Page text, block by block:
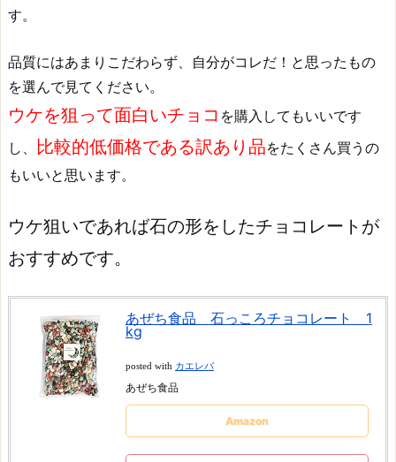
す。
品質にはあまりこだわらず、自分がコレだ！と思ったもの
を選んで見てください。
ウケを狙って面白いチョコ を購入してもいいです
し、
比較的低価格である訳あり品をたくさん買うの
もいいと思います。
ウケ狙いであれば石の形をしたチョコレートが
おすすめです。
あぜち食品 石っころチョコレート 1
kg
posted with カエレバ
あぜち食品
Amazon